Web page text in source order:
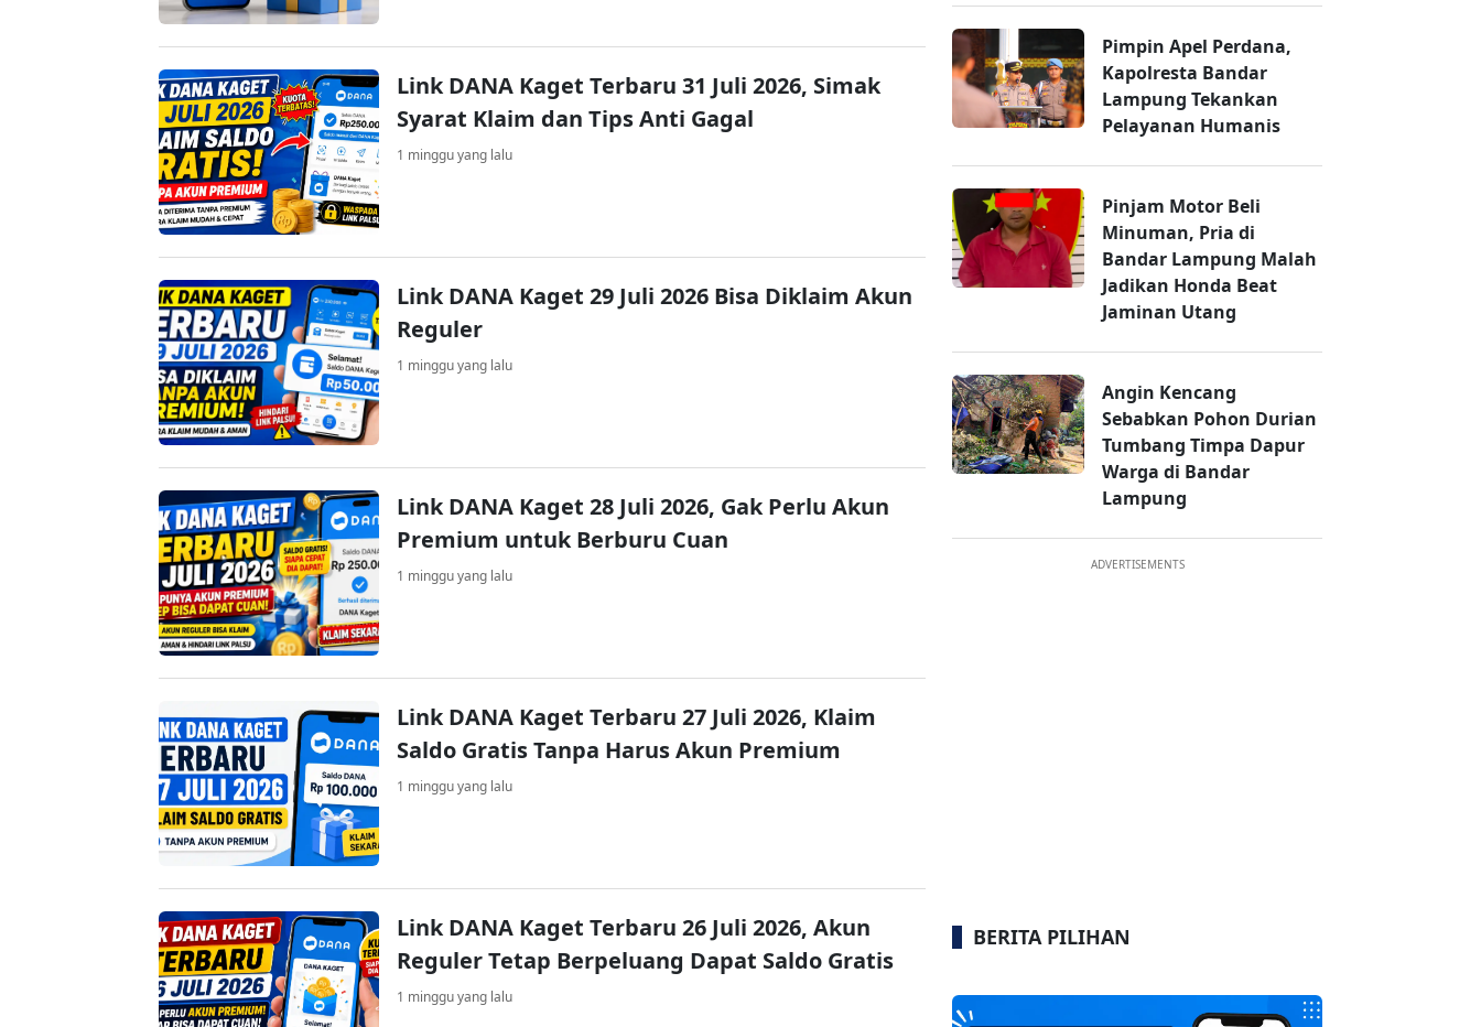
Link DANA Kaget Terbaru 31 Juli 2026, Simak
Syarat Klaim dan Tips Anti Gagal
1 minggu yang lalu
Link DANA Kaget 29 Juli 2026 Bisa Diklaim Akun
Reguler
1 minggu yang lalu
Link DANA Kaget 28 Juli 2026, Gak Perlu Akun
Premium untuk Berburu Cuan
1 minggu yang lalu
Link DANA Kaget Terbaru 27 Juli 2026, Klaim
Saldo Gratis Tanpa Harus Akun Premium
1 minggu yang lalu
Link DANA Kaget Terbaru 26 Juli 2026, Akun
Reguler Tetap Berpeluang Dapat Saldo Gratis
1 minggu yang lalu
Pimpin Apel Perdana,
Kapolresta Bandar
Lampung Tekankan
Pelayanan Humanis
Pinjam Motor Beli
Minuman, Pria di
Bandar Lampung Malah
Jadikan Honda Beat
Jaminan Utang
Angin Kencang
Sebabkan Pohon Durian
Tumbang Timpa Dapur
Warga di Bandar
Lampung
ADVERTISEMENTS
BERITA PILIHAN